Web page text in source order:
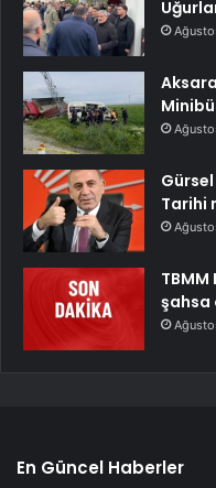
Gürsel
Tarihi
şahsa
En Güncel Haberler